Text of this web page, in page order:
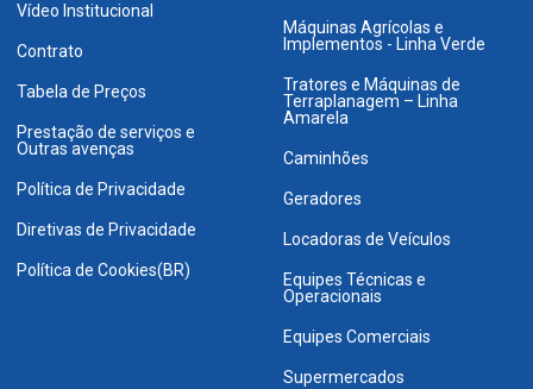
Vídeo Institucional
Contrato
Tabela de Preços
Prestação de serviços e
Outras avenças
Política de Privacidade
Diretivas de Privacidade
Política de Cookies(BR)
Máquinas Agrícolas e
Implementos - Linha Verde
Tratores e Máquinas de
Terraplanagem – Linha
Amarela
Caminhões
Geradores
Locadoras de Veículos
Equipes Técnicas e
Operacionais
Equipes Comerciais
Supermercados